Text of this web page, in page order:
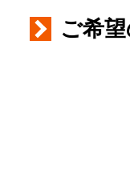
ご希